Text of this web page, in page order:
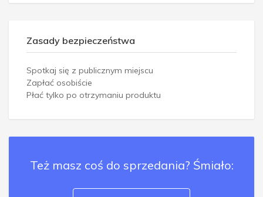
Zasady bezpieczeństwa
Spotkaj się z publicznym miejscu
Zapłać osobiście
Płać tylko po otrzymaniu produktu
Też masz coś do sprzedania? Śmiało: